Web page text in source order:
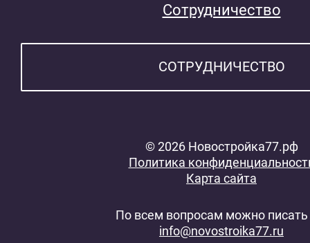
Сотрудничество
СОТРУДНИЧЕСТВО
© 2026 Новостройка77.рф
Политика
Карта сайта
По всем вопросам можно писать
info@novostroika77.ru